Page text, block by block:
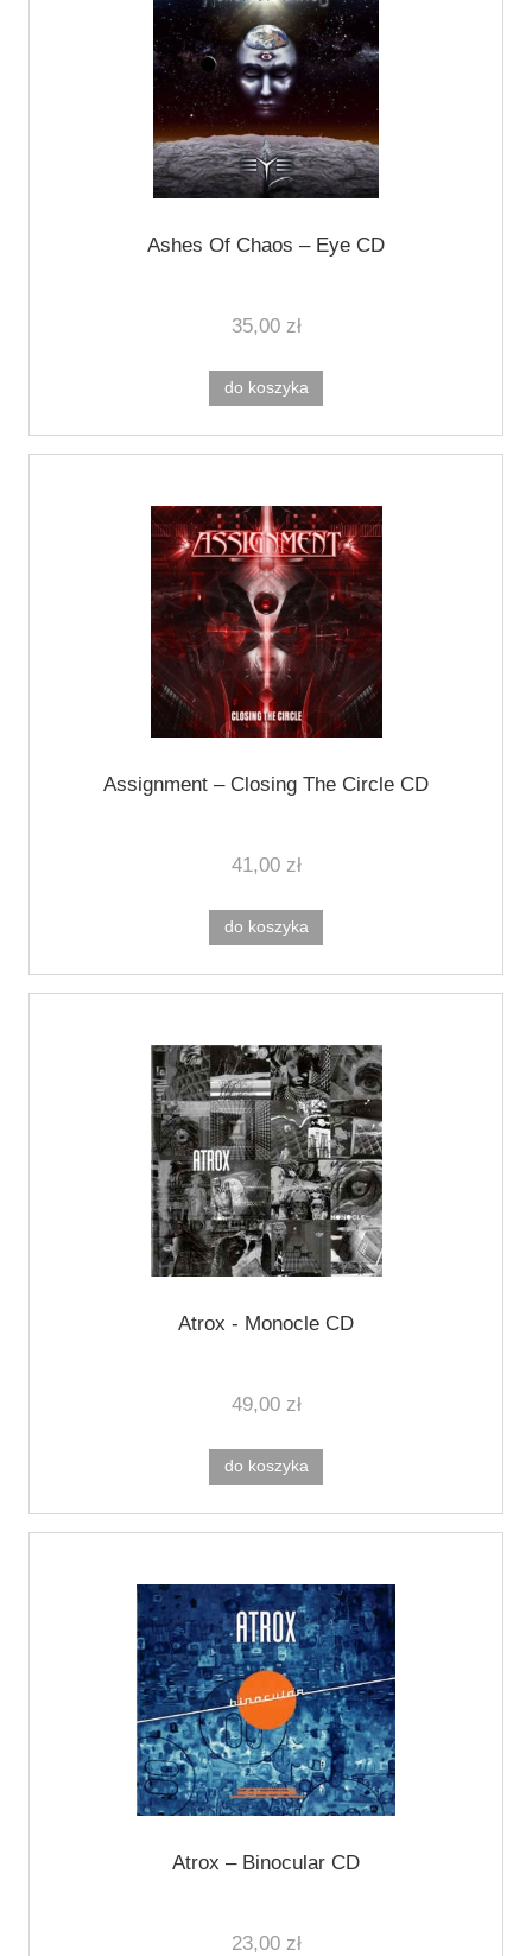
Ashes Of Chaos ‎– Eye CD
35,00 zł
do koszyka
Assignment ‎– Closing The Circle CD
41,00 zł
do koszyka
Atrox - Monocle CD
49,00 zł
do koszyka
Atrox ‎– Binocular CD
23,00 zł